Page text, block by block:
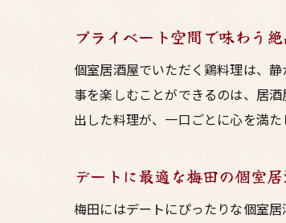
プライベート空間で味わう
個室居酒屋でいただく鶏料理は、
事を楽しむことができるのは、居
出した料理が、一口ごとに心を満
デートに最適な梅田の個室
梅田にはデートにぴったりな個室